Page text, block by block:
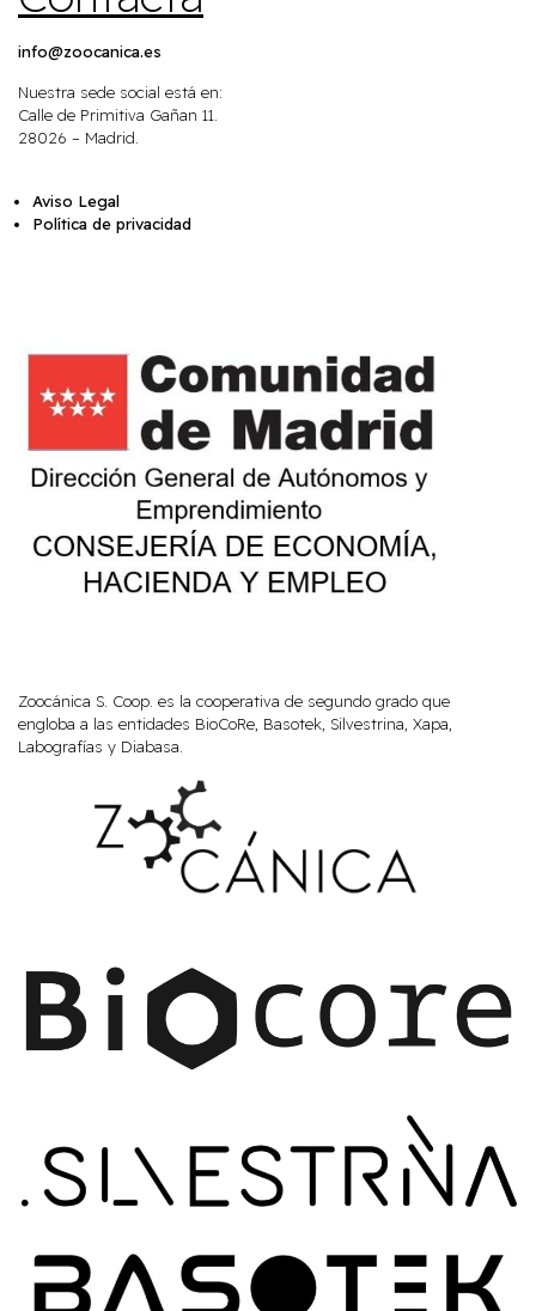
info@zoocanica.es
Nuestra sede social está en:
Calle de Primitiva Gañan 11.
28026 – Madrid.
Aviso Legal
Política de privacidad
Zoocánica S. Coop. es la cooperativa de segundo grado que
engloba a las entidades BioCoRe, Basotek, Silvestrina, Xapa,
Labografías y Diabasa.